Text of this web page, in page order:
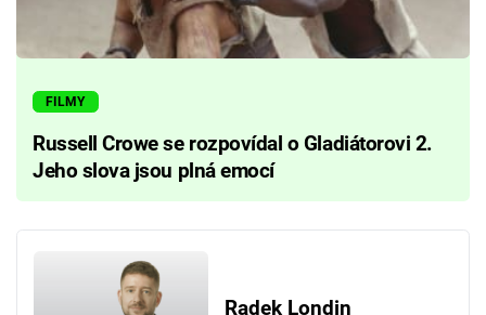
FILMY
Russell Crowe se rozpovídal o Gladiátorovi 2.
Jeho slova jsou plná emocí
Radek Londin